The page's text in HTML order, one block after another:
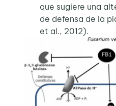
que sugiere una
de defensa de la
et al., 2012).